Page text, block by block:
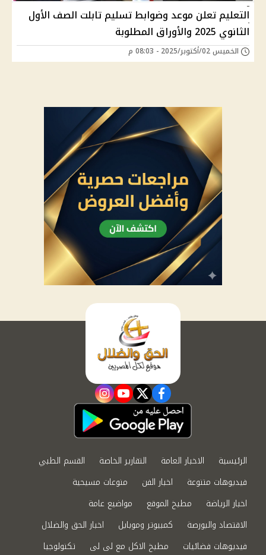
التعليم تعلن موعد وضوابط تسليم تابلت الصف الأول
الثانوي 2025 والأوراق المطلوبة
الخميس 02/أكتوبر/2025 - 08:03 م
facebook
twitter
youtube
instagram
الرئيسية الاخبار العامة التقارير الخاصة
القسم الطبي
فيديوهات متنوعة
اخبار الفن
منوعات مسيحية
اخبار الرياضة
مطبخ الموقع
مواضيع عامة
الاقتصاد والبورصة
كمبيوتر وموبايل
اخبار الحق والضلال
فيديوهات فضائيات
مطبخ الاكل مع لى لى تكنولوجيا